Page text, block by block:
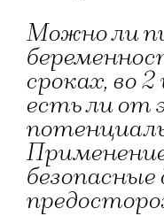
Можно ли
сроках, во
есть ли от